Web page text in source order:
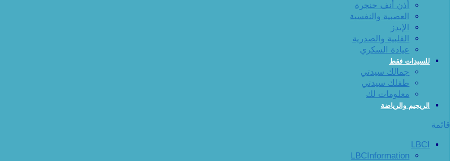
أذن أنف حنجرة
العصبية والنفسية
الإيدز
القلبية والصدرية
عيادة السكري
للسيدات فقط
جمالك سيدتي
طفلك سيدتي
معلومات لك
الريجيم والرياضة
قائمة
LBCI
LBCInformation